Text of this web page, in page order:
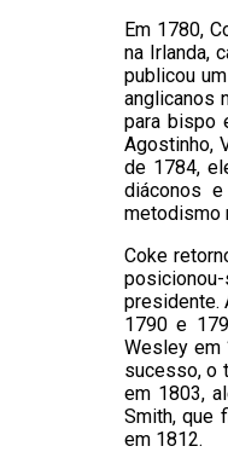
Em 1780,
na Irlanda,
publicou
anglicanos
para bispo
Agostinho,
de 1784,
diáconos
metodismo
Coke
presidente.
1790 e
Wesley em
sucesso, o
em 1803,
Smith, que
em 1812.